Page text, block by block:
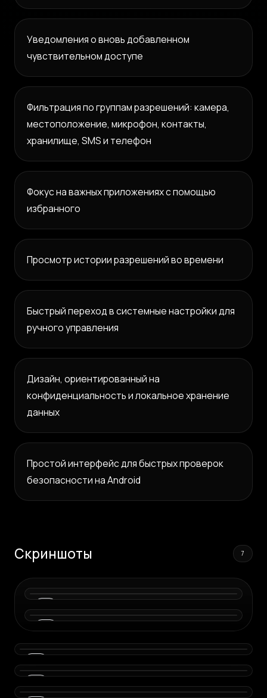
Уведомления о вновь добавленном
чувствительном доступе
Фильтрация по группам разрешений: камера,
местоположение, микрофон, контакты,
хранилище, SMS и телефон
Фокус на важных приложениях с помощью
избранного
Просмотр истории разрешений во времени
Быстрый переход в системные настройки для
ручного управления
Дизайн, ориентированный на
конфиденциальность и локальное хранение
данных
Простой интерфейс для быстрых проверок
безопасности на Android
Скриншоты 7